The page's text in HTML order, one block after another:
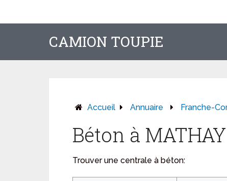
CAMION TOUPIE
Accueil Annuaire Franche-
Béton à MATHAY
Trouver une centrale à béton: